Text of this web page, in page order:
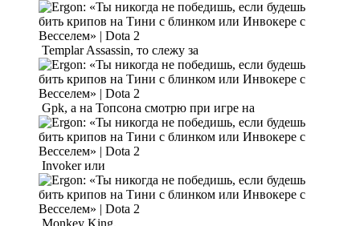
Templar Assassin, то слежу за
Gpk, а на Топсона смотрю при игре на
Invoker или
Monkey King.